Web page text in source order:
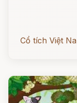
Cổ tích Việt